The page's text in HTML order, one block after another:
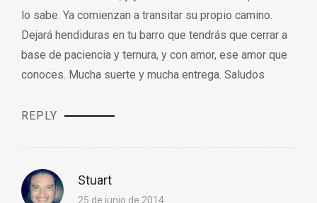
lo sabe. Ya comienzan a transitar su propio camino.
Dejará hendiduras en tu barro que tendrás que cerrar a
base de paciencia y ternura, y con amor, ese amor que
conoces. Mucha suerte y mucha entrega. Saludos
REPLY
Stuart
25 de junio de 2014